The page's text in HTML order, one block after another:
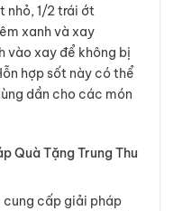
nhỏ, 1/2 trái ớt
xanh và xay
vào xay để không bị
hợp sốt này có thể
dần cho các món
Quà Tặng Trung Thu
cung cấp giải pháp